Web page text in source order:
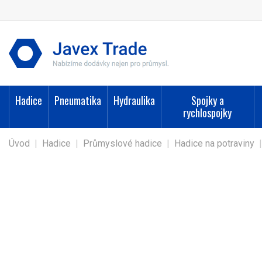
Hadice Pneumatika Hydraulika
Spojky a
rychlospojky
Úvod | Hadice | Průmyslové hadice | Hadice na potraviny |